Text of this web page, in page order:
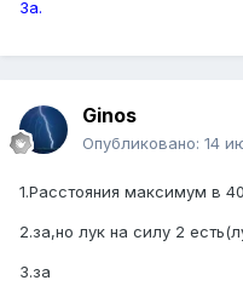
За.
Ginos
Опубликовано: 14
1.Расстояния максимум в
2.за,но лук на силу 2
3.за